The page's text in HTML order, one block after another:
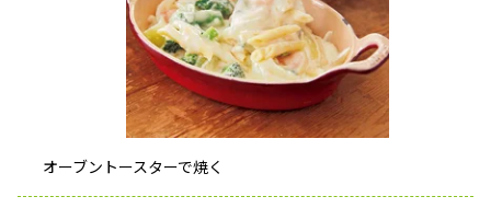
オーブントースターで焼く